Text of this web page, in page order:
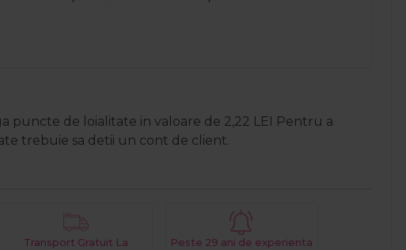
puncte de loialitate in valoare de 2,22 LEI
Pentru a
trebuie sa detii un cont de client.
Transport Gratuit La
Peste 29 ani de experienta